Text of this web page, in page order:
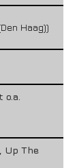
Haag))
o.a.
Up The